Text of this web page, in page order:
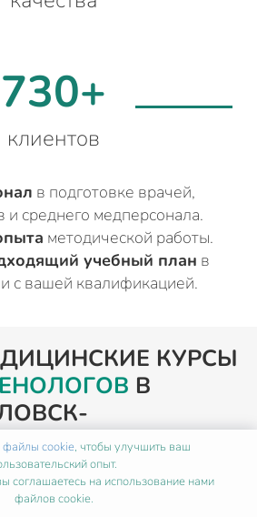
730+
клиентов
в подготовке врачей,
и среднего медперсонала.
методической работы.
учебный план в
с вашей квалификацией.
КУРСЫ
В
ПРОГРАММЫ
файлы cookie, чтобы улучшить ваш
опыт.
соглашаетесь на использование нами
файлов cookie.